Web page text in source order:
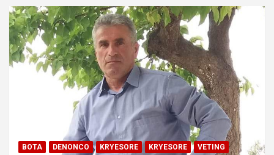
BOTA DENONCO KRYESORE KRYESORE VETING